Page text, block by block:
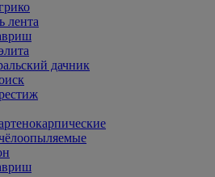
лента
дачник